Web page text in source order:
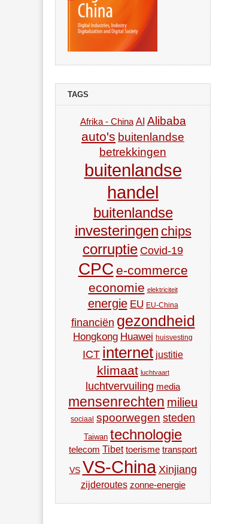
TAGS
Afrika - China AI Alibaba
auto's buitenlandse
betrekkingen
buitenlandse
handel
buitenlandse
investeringen chips
corruptie Covid-19
CPC e-commerce
economie elektriciteit
energie EU EU-China
financiën gezondheid
Hongkong Huawei huisvesting
ICT internet justitie
klimaat luchtvaart
luchtvervuiling media
mensenrechten milieu
sociaal spoorwegen steden
Taiwan technologie
telecom Tibet toerisme transport
VS VS-China Xinjiang
zijderoutes zonne-energie